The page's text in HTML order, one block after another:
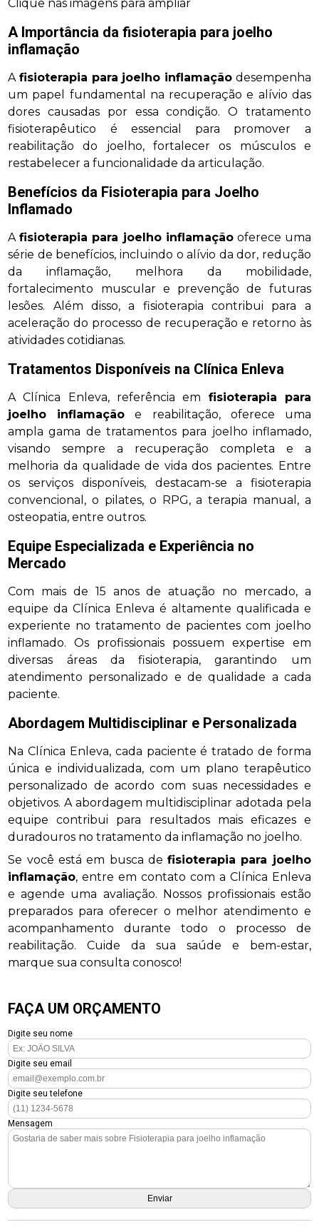
Clique nas imagens para ampliar
A Importância dafisioterapia para joelho
inflamação
A fisioterapia para joelho inflamação desempenha
um papel fundamental na recuperação e alívio das
dores causadas por essa condição. O tratamento
fisioterapêutico é essencial para promover a
reabilitação do joelho, fortalecer os músculos e
restabelecer a funcionalidade da articulação.
Benefícios da Fisioterapia para Joelho
Inflamado
Afisioterapia para joelho inflamaçãooferece uma
série de benefícios, incluindo o alívio da dor, redução
da inflamação, melhora da mobilidade,
fortalecimento muscular e prevenção de futuras
lesões. Além disso, a fisioterapia contribui para a
aceleração do processo de recuperação e retorno às
atividades cotidianas.
Tratamentos Disponíveis na Clínica Enleva
A Clínica Enleva, referência em fisioterapia para
joelho inflamação e reabilitação, oferece uma
ampla gama de tratamentos para joelho inflamado,
visando sempre a recuperação completa e a
melhoria da qualidade de vida dos pacientes. Entre
os serviços disponíveis, destacam-se a fisioterapia
convencional, o pilates, o RPG, a terapia manual, a
osteopatia, entre outros.
Equipe Especializada e Experiência no
Mercado
Com mais de 15 anos de atuação no mercado, a
equipe da Clínica Enleva é altamente qualificada e
experiente no tratamento de pacientes com joelho
inflamado. Os profissionais possuem expertise em
diversas áreas da fisioterapia, garantindo um
atendimento personalizado e de qualidade a cada
paciente.
Abordagem Multidisciplinar e Personalizada
Na Clínica Enleva, cada paciente é tratado de forma
única e individualizada, com um plano terapêutico
personalizado de acordo com suas necessidades e
objetivos. A abordagem multidisciplinar adotada pela
equipe contribui para resultados mais eficazes e
duradouros no tratamento da inflamação no joelho.
Se você está em busca defisioterapia para joelho
inflamação, entre em contato com a Clínica Enleva
e agende uma avaliação. Nossos profissionais estão
preparados para oferecer o melhor atendimento e
acompanhamento durante todo o processo de
reabilitação. Cuide da sua saúde e bem-estar,
marque sua consulta conosco!
FAÇA UM ORÇAMENTO
Digite seu nome
Digite seu email
Digite seu telefone
Mensagem